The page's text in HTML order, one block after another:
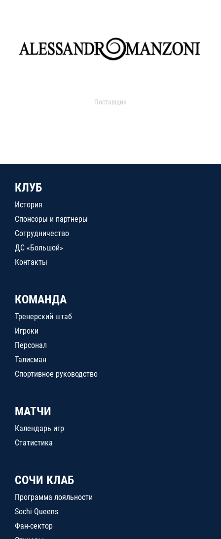
Поставщик
КЛУБ
История
Спонсоры и партнеры
Сотрудничество
ДС «Большой»
Контакты
КОМАНДА
Тренерский штаб
Игроки
Персонал
Талисман
Спортивное руководство
МАТЧИ
Календарь игр
Статистика
СОЧИ КЛАБ
Программа лояльности
Sochi Queens
Фан-сектор